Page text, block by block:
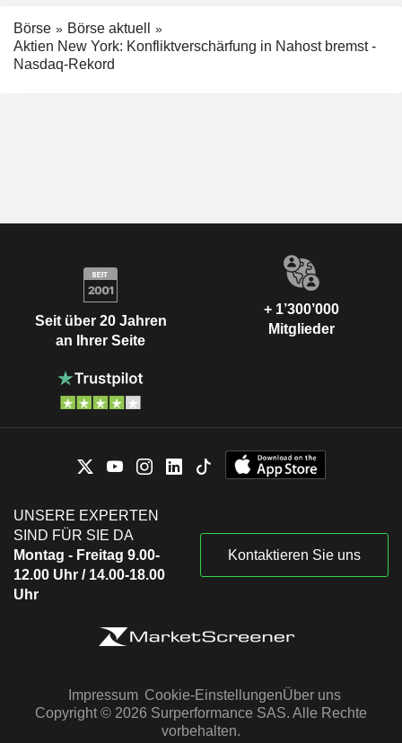
Börse
Börse aktuell
Aktien New York: Konfliktverschärfung in Nahost bremst -
Nasdaq-Rekord
Seit über 20 Jahren
an Ihrer Seite
+ 1’300’000
Mitglieder
UNSERE EXPERTEN
SIND FÜR SIE DA
Montag - Freitag 9.00-
12.00 Uhr / 14.00-18.00
Uhr
Kontaktieren Sie uns
Impressum Cookie-EinstellungenÜber uns
Copyright © 2026 Surperformance SAS. Alle Rechte
vorbehalten.